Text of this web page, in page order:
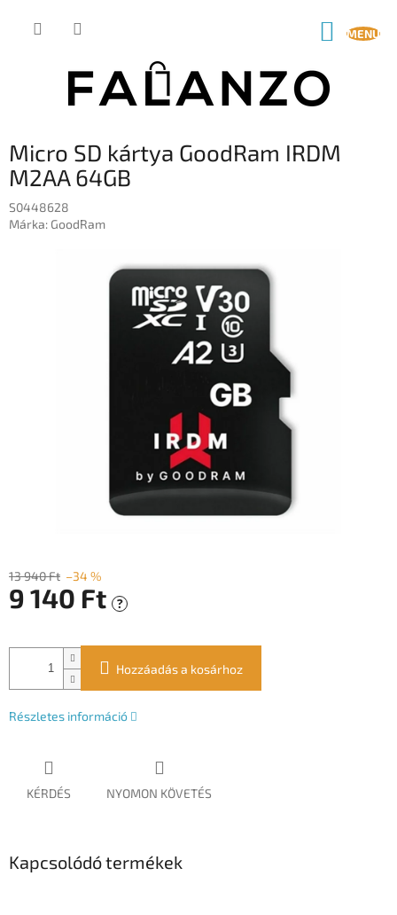
KOSÁR
Micro SD kártya GoodRam IRDM
M2AA 64GB
S0448628
Márka: GoodRam
13 940 Ft –34 %
9 140 Ft ?
Hozzáadás a kosárhoz
Részletes információ
KÉRDÉS NYOMON KÖVETÉS
Kapcsolódó termékek